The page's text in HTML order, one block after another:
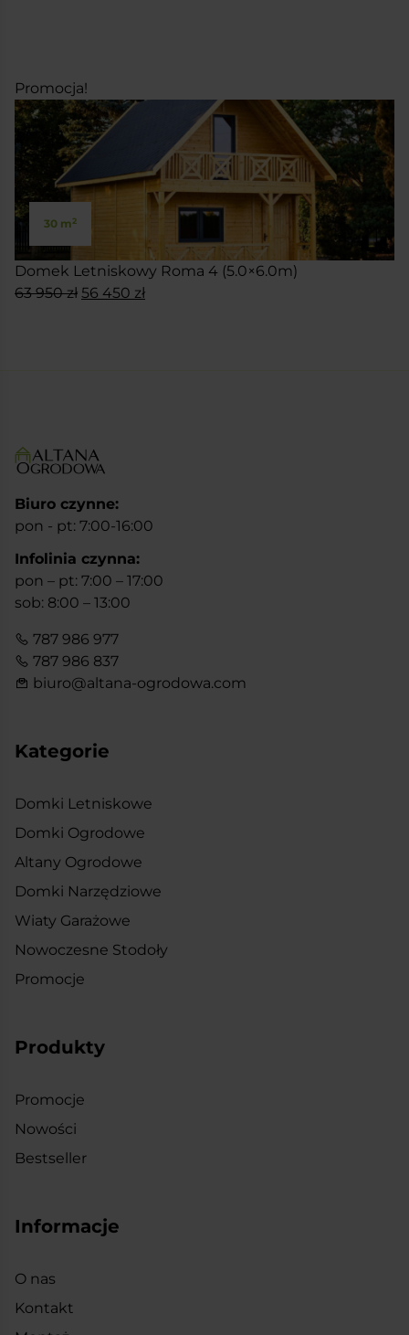
Promocja!
30 m2
Domek Letniskowy Roma 4 (5.0×6.0m)
63 950zł Pierwotna
56 450 złAktualna
Biuro czynne:
pon - pt: 7:00-16:00
Infolinia czynna:
pon – pt: 7:00 – 17:00
sob: 8:00 – 13:00
787 986 977
787 986 837
biuro@altana-ogrodowa.com
Kategorie
Domki Letniskowe
Domki Ogrodowe
Altany Ogrodowe
Domki Narzędziowe
Wiaty Garażowe
Nowoczesne Stodoły
Promocje
Produkty
Promocje
Nowości
Bestseller
Informacje
O nas
Kontakt